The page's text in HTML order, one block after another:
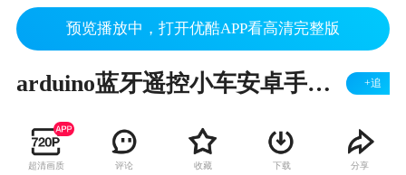
预览播放中，打开优酷APP看高清完整版
arduino蓝牙遥控小车安卓手机客户端设置教程 +追
超清画质 评论 收藏 下载 分享